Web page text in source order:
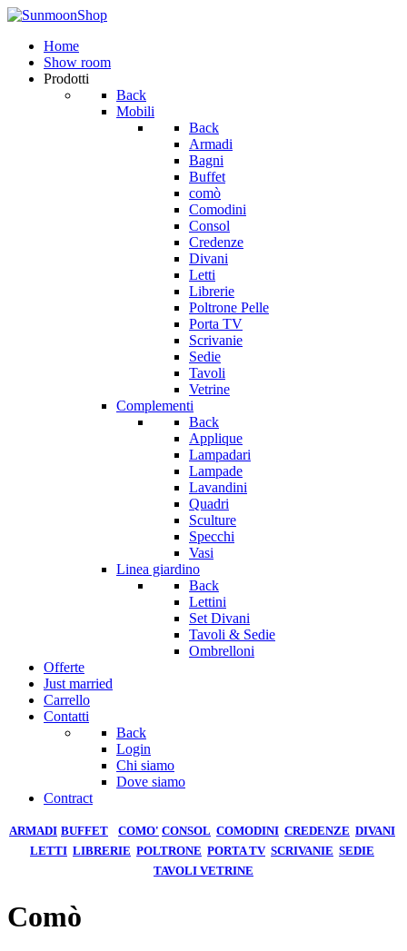
Home
Show room
Prodotti
Back
Mobili
Back
Armadi
Bagni
Buffet
comò
Comodini
Consol
Credenze
Divani
Letti
Librerie
Poltrone Pelle
Porta TV
Scrivanie
Sedie
Tavoli
Vetrine
Complementi
Back
Applique
Lampadari
Lampade
Lavandini
Quadri
Sculture
Specchi
Vasi
Linea giardino
Back
Lettini
Set Divani
Tavoli & Sedie
Ombrelloni
Offerte
Just married
Carrello
Contatti
Back
Login
Chi siamo
Dove siamo
Contract
ARMADI BUFFET COMO' CONSOL COMODINI CREDENZE DIVANI
LETTI LIBRERIE POLTRONE PORTA TV SCRIVANIE SEDIE
TAVOLI VETRINE
Comò